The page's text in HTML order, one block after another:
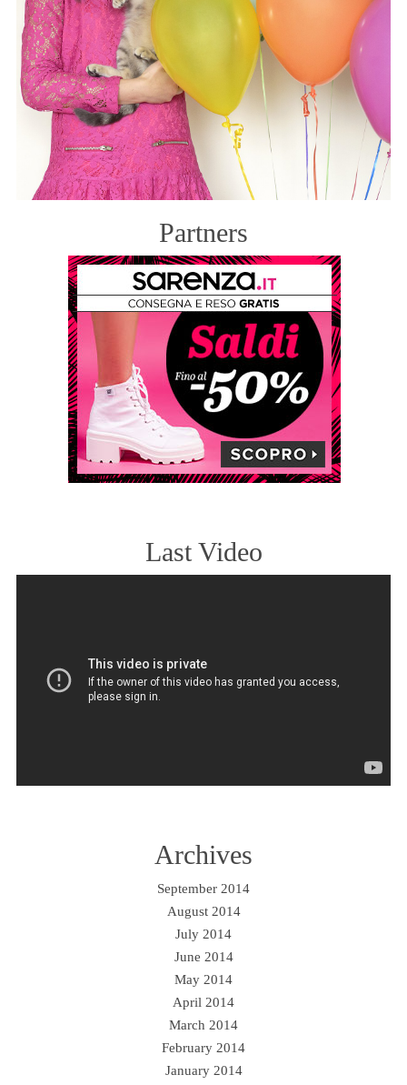
Partners
Last Video
Archives
September 2014
August 2014
July 2014
June 2014
May 2014
April 2014
March 2014
February 2014
January 2014